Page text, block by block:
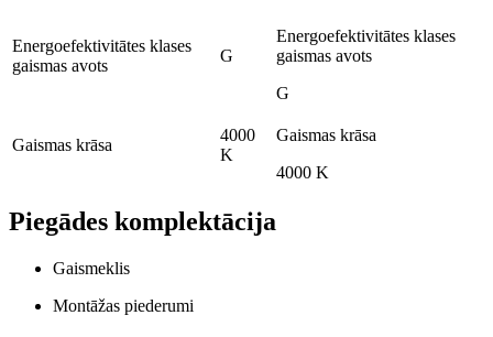
Energoefektivitātes klases
gaismas avots
G
Energoefektivitātes klases
gaismas avots
G
Gaismas krāsa
4000
K
Gaismas krāsa
4000 K
Piegādes komplektācija
Gaismeklis
Montāžas piederumi